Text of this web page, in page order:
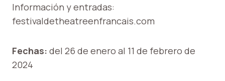
Información y entradas:
festivaldetheatreenfrancais.com
Fechas: del 26 de enero al 11 de febrero de
2024